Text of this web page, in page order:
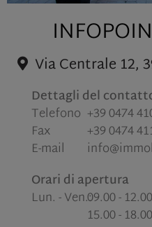
Via Centrale 12,
Dettagli del
Telefono +39 0474
Fax
+39 0474
E-mail
Orari di apertura
Lun. - Ven.:09.00-
15.00-